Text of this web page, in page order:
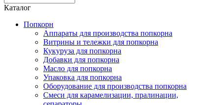
Каталог
Попкорн
Аппараты для производства попкорна
Витрины и тележки для попкорна
Кукуруза для попкорна
Добавки для попкорна
Масло для попкорна
Упаковка для попкорна
Оборудование для производства попкорна
Смеси для карамелизации, пралинации,